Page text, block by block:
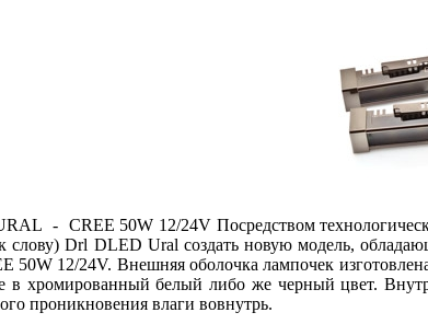
- CREE 50W 12/24V Посредством
слову) Drl DLED Ural создать новую модель,
50W 12/24V. Внешняя оболочка лампочек
хромированный белый либо же черный цвет.
проникновения влаги вовнутрь.